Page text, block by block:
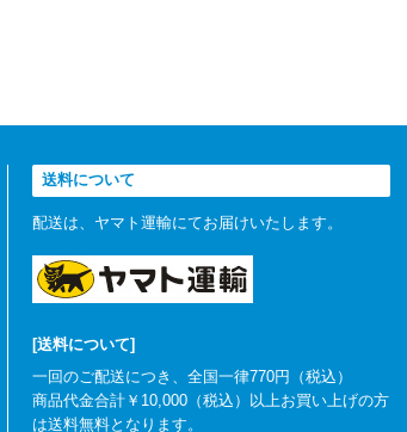
送料について
配送は、ヤマト運輸にてお届けいたします。
[送料について]
一回のご配送につき、全国一律770円（税込）
商品代金合計￥10,000（税込）以上お買い上げの方
は送料無料となります。